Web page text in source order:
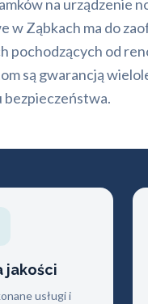
na urządzenie
w Ząbkach ma do
pochodzących od
są gwarancją
bezpieczeństwa.
jakości
usługi i